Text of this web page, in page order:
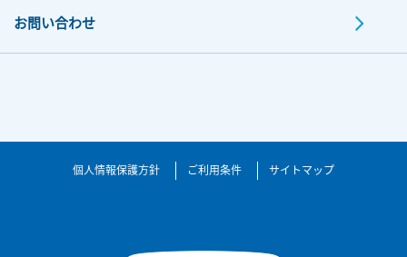
お問い合わせ
個人情報保護方針 ご利用条件 サイトマップ